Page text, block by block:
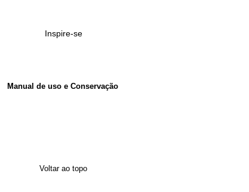
Inspire-se
Manual de uso e Conservação
Voltar ao topo